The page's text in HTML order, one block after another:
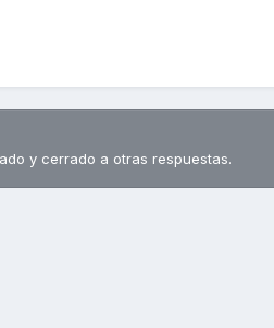
y cerrado a otras respuestas.